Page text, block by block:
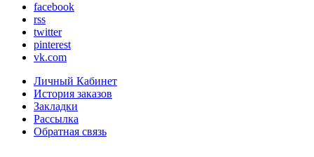
facebook
rss
twitter
pinterest
vk.com
Личный Кабинет
История заказов
Закладки
Рассылка
Обратная связь